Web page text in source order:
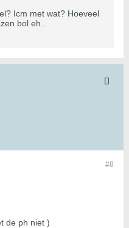
Icm met wat? Hoeveel
bol eh..
#8
de ph niet )